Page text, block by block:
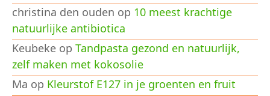
christina den ouden op 10 meest krachtige
natuurlijke antibiotica
Keubeke op Tandpasta gezond en natuurlijk,
zelf maken met kokosolie
Ma op Kleurstof E127 in je groenten en fruit